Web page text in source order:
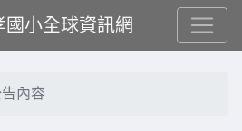
小全球資訊網
內容